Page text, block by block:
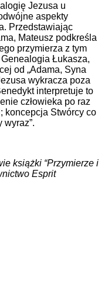
Jezusa u
aspekty
Przedstawiając
Mateusz podkreśla
przymierza z tym
Łukasza,
od „Adama, Syna
wykracza poza
interpretuje to
człowieka po raz
koncepcja Stwórcy co
wyraz”.
książki “Przymierze i
Esprit